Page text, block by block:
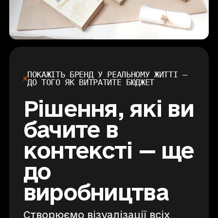
ПОКАЖІТЬ БРЕНД У РЕАЛЬНОМУ ЖИТТІ —
ДО ТОГО ЯК ВИТРАТИТЕ БЮДЖЕТ
Рішення, які ви
бачите в
контексті — ще
до
виробництва
Створюємо візуалізації всіх